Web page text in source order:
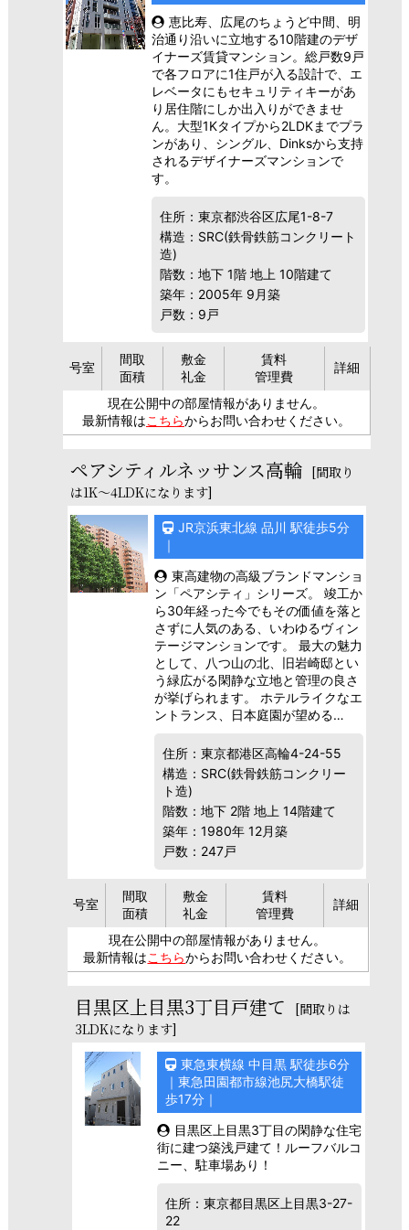
恵比寿、広尾のちょうど中間、明
治通り沿いに立地する10階建のデザ
イナーズ賃貸マンション。総戸数9戸
で各フロアに1住戸が入る設計で、エ
レベータにもセキュリティキーがあ
り居住階にしか出入りができませ
ん。大型1Kタイプから2LDKまでプラ
ンがあり、シングル、Dinksから支持
されるデザイナーズマンションで
す。
住所：東京都渋谷区広尾1-8-7
構造：SRC(鉄骨鉄筋コンクリート
造)
階数：地下 1階 地上 10階建て
築年：2005年 9月築
戸数：9戸
号室
間取
面積
敷金
礼金
賃料
管理費
詳細
現在公開中の部屋情報がありません。
最新情報はこちらからお問い合わせください。
ペアシティルネッサンス高輪 [間取り
は1K～4LDKになります]
JR京浜東北線 品川 駅徒歩5分
｜
東高建物の高級ブランドマンショ
ン「ペアシティ」シリーズ。 竣工か
ら30年経った今でもその価値を落と
さずに人気のある、いわゆるヴィン
テージマンションです。 最大の魅力
として、八つ山の北、旧岩崎邸とい
う緑広がる閑静な立地と管理の良さ
が挙げられます。 ホテルライクなエ
ントランス、日本庭園が望める…
住所：東京都港区高輪4-24-55
構造：SRC(鉄骨鉄筋コンクリー
ト造)
階数：地下 2階 地上 14階建て
築年：1980年 12月築
戸数：247戸
号室
間取
面積
敷金
礼金
賃料
管理費
詳細
現在公開中の部屋情報がありません。
最新情報はこちらからお問い合わせください。
目黒区上目黒3丁目戸建て
[間取りは
3LDKになります]
東急東横線 中目黒 駅徒歩6分
｜東急田園都市線池尻大橋駅徒
歩17分｜
目黒区上目黒3丁目の閑静な住宅
街に建つ築浅戸建て！ルーフバルコ
ニー、駐車場あり！
住所：東京都目黒区上目黒3-27-
22